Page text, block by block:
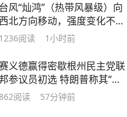
台风“灿鸿”（热带风暴级）向
西北方向移动，强度变化不
大，未来对我国无影响
1236阅读 1小时前
义德赢得密歇根州民主党联
参议员初选 特朗普称其“充
满仇恨”：他痛恨以色列
阅读 57分钟前